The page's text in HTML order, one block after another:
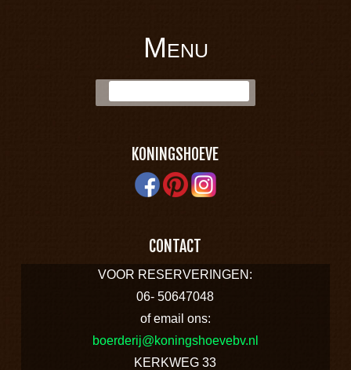
BOERDERIJ
KONINGSHOEVE
Menu
KONINGSHOEVE
CONTACT
VOOR RESERVERINGEN:
06- 50647048
of email ons:
boerderij@koningshoevebv.nl
KERKWEG 33